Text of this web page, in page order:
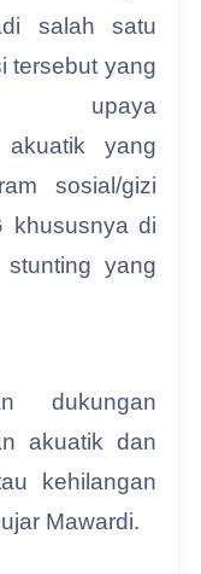
salah satu
tersebut yang
upaya
akuatik yang
sosial/gizi
khususnya di
yang
dukungan
akuatik dan
kehilangan
Mawardi.